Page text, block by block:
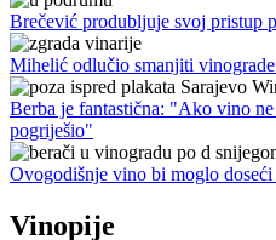
Brečević produbljuje svoj pristup
Mihelić odlučio smanjiti
Berba je fantastična: "Ako vino
pogriješio"
Ovogodišnje vino bi moglo
Vinopije